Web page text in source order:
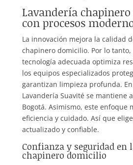
Lavandería
con procesos
La innovación mejora la calidad
chapinero domicilio. Por lo
tecnología adecuada optimiza
los equipos especializados
garantizan limpieza profunda.
Lavandería Suavité se mantiene
Bogotá. Asimismo, este enfoque
eficiencia y cuidado. Así que
actualizado y confiable.
Confianza y seguridad en
chapinero domicilio